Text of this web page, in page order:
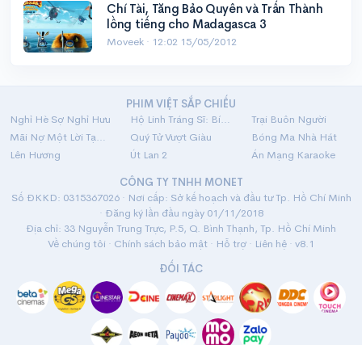
Chí Tài, Tăng Bảo Quyên và Trấn Thành
lồng tiếng cho Madagasca 3
Moveek · 12:02 15/05/2012
PHIM VIỆT SẮP CHIẾU
Nghỉ Hè Sợ Nghỉ Hưu
Hộ Linh Tráng Sĩ: Bí Ẩn Mộ Vua Đinh
Trại Buôn Người
Mãi Nợ Một Lời Tạm Biệt
Quý Tử Vượt Giàu
Bóng Ma Nhà Hát
Lên Hương
Út Lan 2
Án Mạng Karaoke
CÔNG TY TNHH MONET
Số ĐKKD: 0315367026 · Nơi cấp: Sở kế hoạch và đầu tư Tp. Hồ Chí Minh
· Đăng ký lần đầu ngày 01/11/2018
Địa chỉ: 33 Nguyễn Trung Trực, P.5, Q. Bình Thạnh, Tp. Hồ Chí Minh
Về chúng tôi · Chính sách bảo mật · Hỗ trợ · Liên hệ · v8.1
ĐỐI TÁC